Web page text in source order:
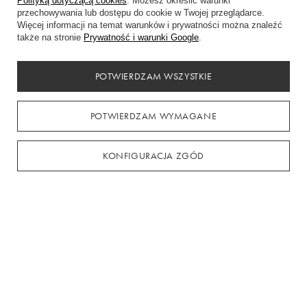
Chcę zwrócić produkt
Chcę wymienić towar
przechowywania lub dostępu do cookie w Twojej przeglądarce.
Więcej informacji na temat warunków i prywatności można znaleźć
także na stronie Prywatność i warunki Google.
POTWIERDZAM WYMAGANE
KONFIGURACJA ZGÓD
POTWIERDZAM WSZYSTKIE